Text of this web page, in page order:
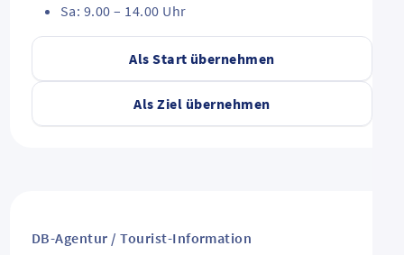
Als Start übernehmen
Als Ziel übernehmen
Sa: 9.00 – 14.00 Uhr
DB-Agentur / Tourist-Information